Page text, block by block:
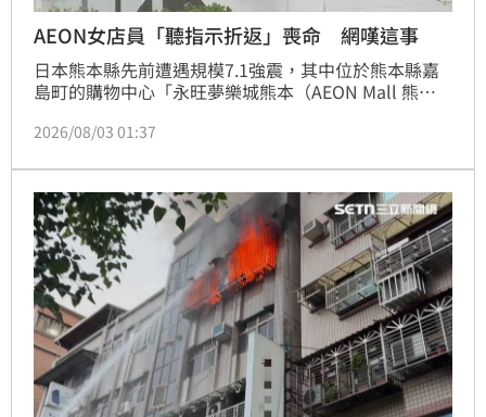
AEON女店員「聽指示折返」喪命 網嘆這事
日本熊本縣先前遭遇規模7.1強震，其中位於熊本縣嘉
島町的購物中心「永旺夢樂城熊本（AEON Mall 熊
者22歲的女員工大竹玖瑠美，在地震發生第一時間原本
款放進保險箱，才會遇上爆炸事故。事後，該公司遭到
日本網友撻伐，直到昨（2）日晚間才公開道歉，網友
怒轟，太誇張了，為了那點錢被炸死。
2026/08/03 01:37